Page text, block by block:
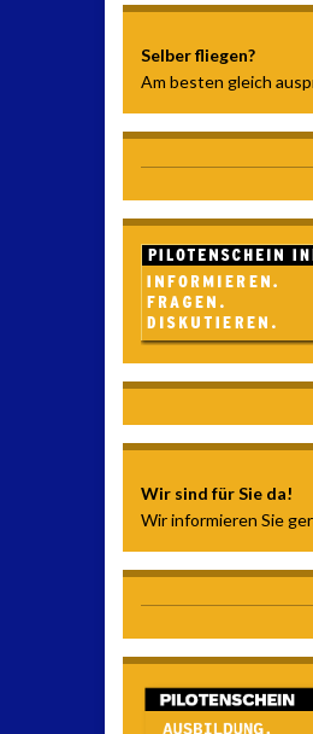
Selber fliegen?
Am besten gleich
Wir sind für Sie da!
Wir informieren Sie